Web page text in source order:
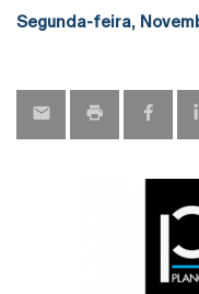
Segunda-feira,